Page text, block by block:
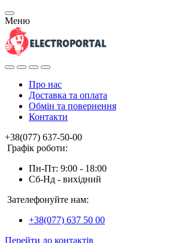
Меню
Про нас
Доставка та оплата
Обмін та повернення
Контакти
+38(077) 637-50-00
Графік роботи:
Пн-Пт: 9:00 - 18:00
Сб-Нд - вихідний
Зателефонуйте нам:
+38(077) 637 50 00
Перейти до контактів